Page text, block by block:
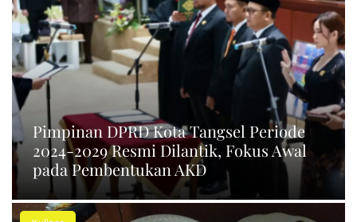
Pimpinan DPRD Kota Tangsel Periode
2024-2029 Resmi Dilantik, Fokus Awal
pada Pembentukan AKD